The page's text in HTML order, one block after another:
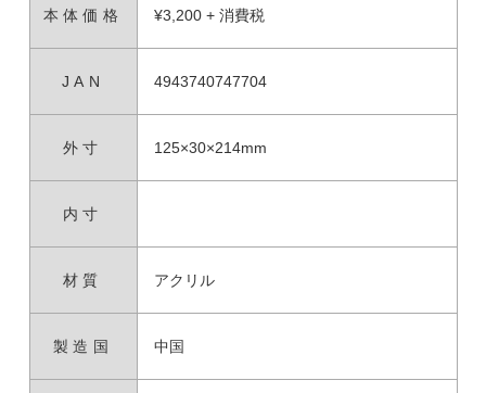
本体価格 ¥3,200 + 消費税
JAN 4943740747704
外寸 125×30×214mm
内寸
材質 アクリル
製造国 中国